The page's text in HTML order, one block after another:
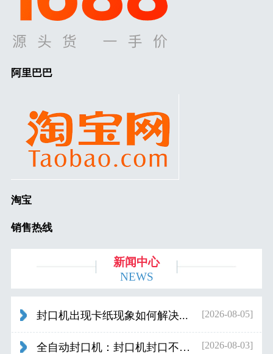
阿里巴巴
淘宝
销售热线
新闻中心
NEWS
封口机出现卡纸现象如何解决... [2026-08-05]
全自动封口机：封口机封口不好应检查什... [2026-08-03]